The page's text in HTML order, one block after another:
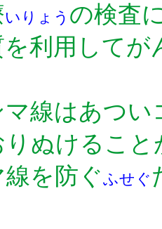
いりょう の検査
利用してが
線はあつい
りぬけるこ
を防ぐふせぐ